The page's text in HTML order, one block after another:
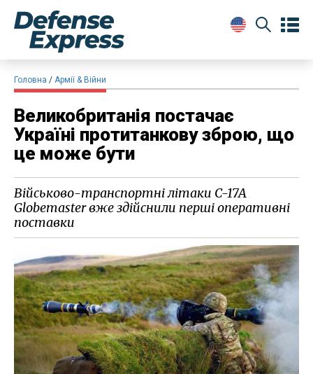
Головна Армії & Війни
​Великобританія постачає
Україні протитанкову зброю, що
це може бути
Військово-транспортні літаки C-17A
Globemaster вже здійснили перші оперативні
поставки